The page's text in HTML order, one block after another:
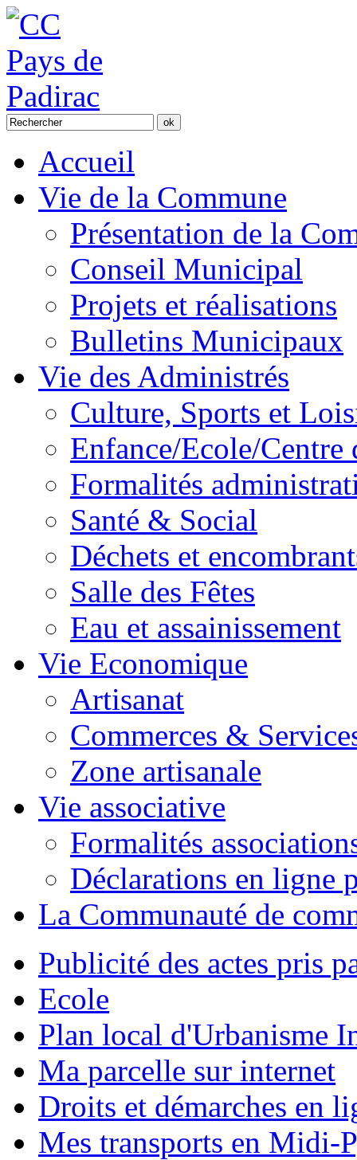
Accueil
Vie de la Commune
Présentation de la
Conseil Municipal
Projets et réalisations
Bulletins Municipaux
Vie des Administrés
Culture, Sports et
Enfance/Ecole/Centre
Formalités
Santé & Social
Déchets et
Salle des Fêtes
Eau et assainissement
Vie Economique
Artisanat
Commerces &
Zone artisanale
Vie associative
Formalités
Déclarations en ligne
La Communauté de
Publicité des actes pris
Ecole
Plan local d'Urbanisme
Ma parcelle sur internet
Droits et démarches en
Mes transports en Midi-